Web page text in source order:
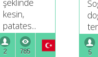
kesin,
patates...
2 785 5